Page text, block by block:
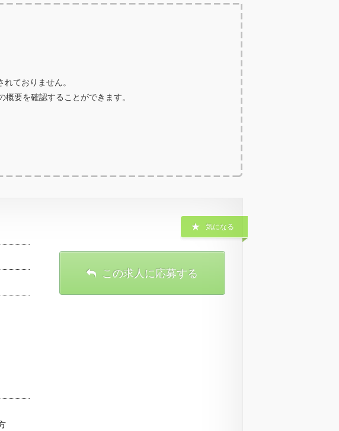
ておりません。
要を確認することができます。
気になる
この求人に応募する